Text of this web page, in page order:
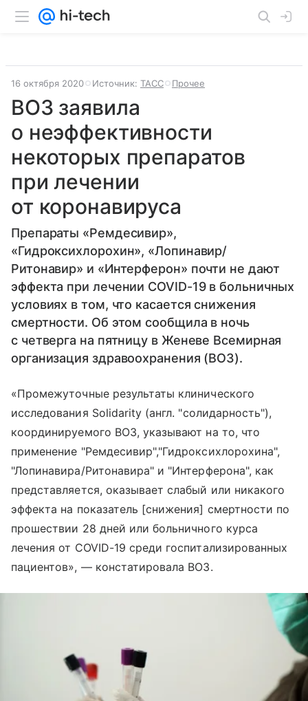
16 октября 2020 Источник: ТАСС Прочее
ВОЗ заявила
о неэффективности
некоторых препаратов
при лечении
от коронавируса
Препараты «Ремдесивир»,
«Гидроксихлорохин», «Лопинавир/
Ритонавир» и «Интерферон» почти не дают
эффекта при лечении COVID-19 в больничных
условиях в том, что касается снижения
смертности. Об этом сообщила в ночь
с четверга на пятницу в Женеве Всемирная
организация здравоохранения (ВОЗ).
«Промежуточные результаты клинического
исследования Solidarity (англ. "солидарность"),
координируемого ВОЗ, указывают на то, что
применение "Ремдесивир","Гидроксихлорохина",
"Лопинавира/Ритонавира" и "Интерферона", как
представляется, оказывает слабый или никакого
эффекта на показатель [снижения] смертности по
прошествии 28 дней или больничного курса
лечения от COVID-19 среди госпитализированных
пациентов», — констатировала ВОЗ.